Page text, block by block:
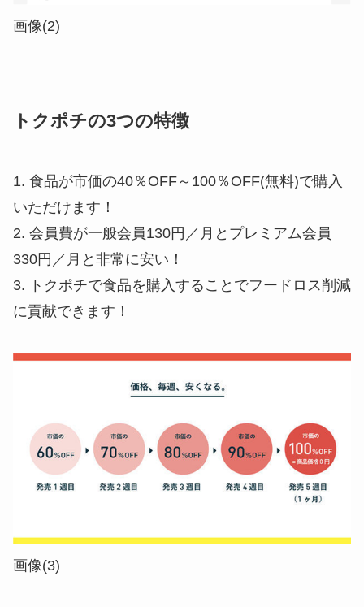
画像(2)
トクポチの3つの特徴
1. 食品が市価の40％OFF～100％OFF(無料)で購入
いただけます！
2. 会員費が一般会員130円／月とプレミアム会員
330円／月と非常に安い！
3. トクポチで食品を購入することでフードロス削減
に貢献できます！
画像(3)